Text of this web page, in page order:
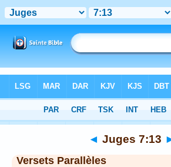
Chapitre 7> Verset 13
◄ Juges 7:13
Versets Parallèles